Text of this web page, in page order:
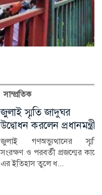
সাম্প্রতিক
আল-আকসা দখলের পথে
ইসরাইল
জেরুজালেমের পবিত্র আল-আকসা
মসজিদ ও ডোম অব দ্য রক ঘিরে
পরিস্থিতি উত্তপ্ত হয়ে উ...